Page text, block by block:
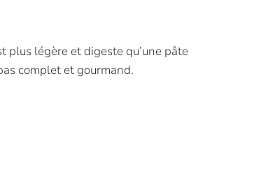
plus légère et digeste qu’une pâte
complet et gourmand.